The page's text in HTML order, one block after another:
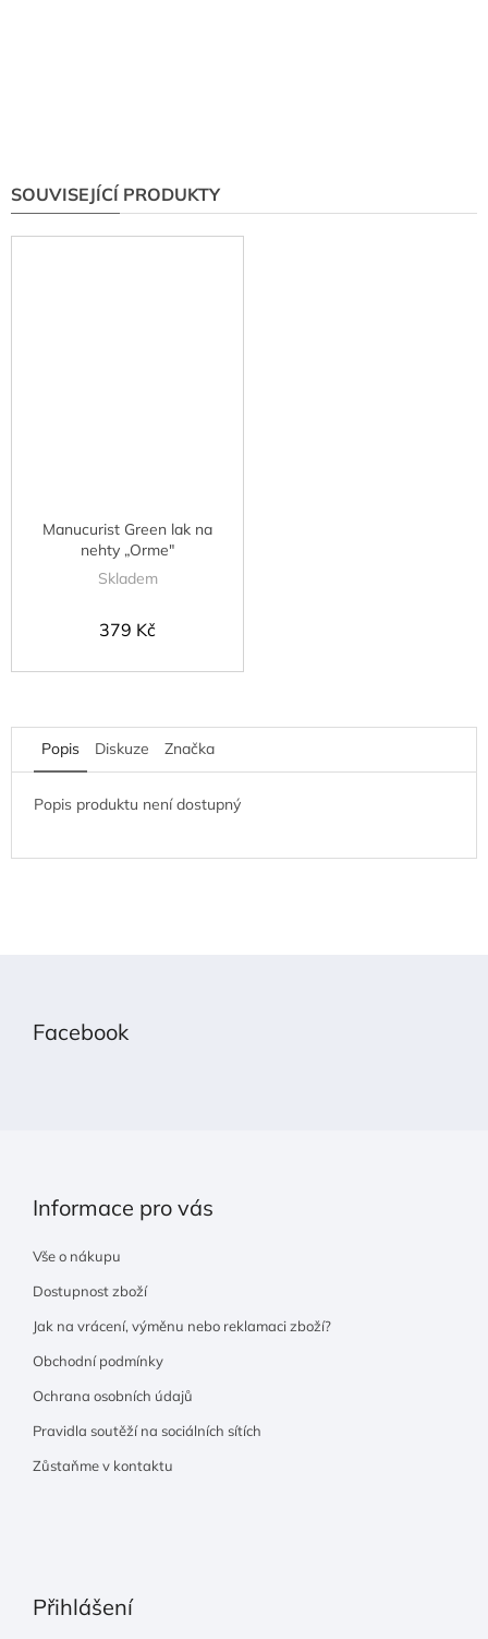
SOUVISEJÍCÍ PRODUKTY
Manucurist Green lak na
nehty „Orme"
Skladem
379 Kč
Popis Diskuze Značka
Popis produktu není dostupný
Facebook
Informace pro vás
Vše o nákupu
Dostupnost zboží
Jak na vrácení, výměnu nebo reklamaci zboží?
Obchodní podmínky
Ochrana osobních údajů
Pravidla soutěží na sociálních sítích
Zůstaňme v kontaktu
Přihlášení